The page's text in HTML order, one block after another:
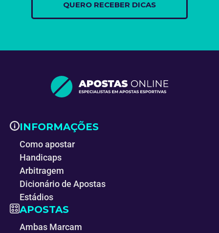
INFORMAÇÕES
Como apostar
Handicaps
Arbitragem
Dicionário de Apostas
Estádios
APOSTAS
Ambas Marcam